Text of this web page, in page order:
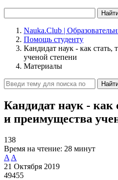
Nauka.Club |
Помощь студенту
Кандидат наук - как стать,
ученой степени
Материалы
Кандидат наук - как
и преимущества
138
Время на чтение: 28 минут
A A
21 Октября 2019
49455